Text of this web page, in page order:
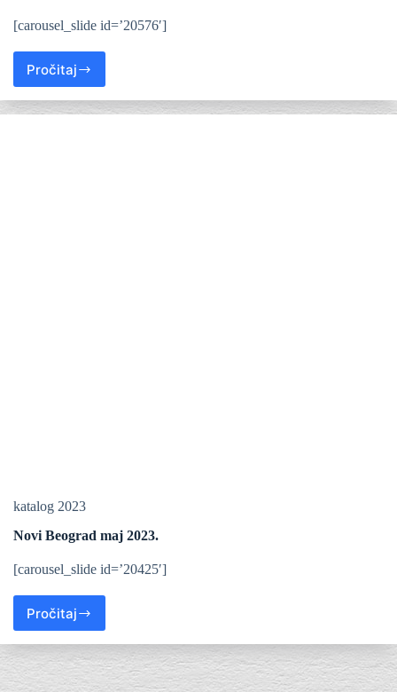
[carousel_slide id=’20576′]
Pročitaj
katalog 2023
Novi Beograd maj 2023.
[carousel_slide id=’20425′]
Pročitaj